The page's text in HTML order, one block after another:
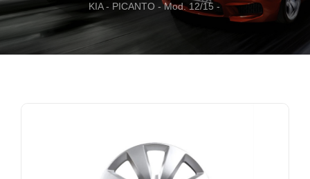
KIA - PICANTO - Mod. 12/15 -